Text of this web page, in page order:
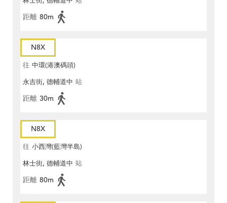
距離 80m
N8X
往 中環(港澳碼頭)
永吉街, 德輔道中 站
距離 30m
N8X
往 小西灣(藍灣半島)
林士街, 德輔道中 站
距離 80m